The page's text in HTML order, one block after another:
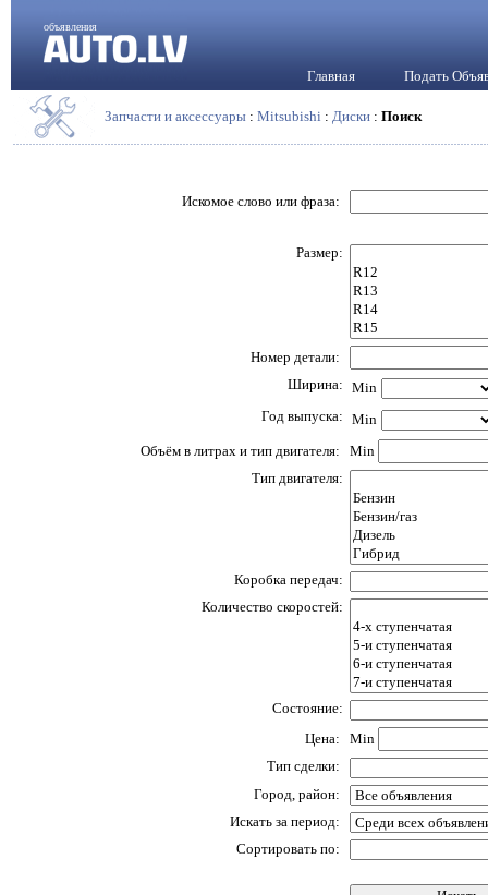
объявления
Главная Подать
Запчасти и аксессуары : Mitsubishi : Диски : Поиск
Искомое слово или фраза:
Размер:
Номер детали:
Ширина: Min
Год выпуска: Min
Объём в литрах и тип двигателя:
Min
Тип двигателя:
Коробка передач:
Количество скоростей:
Состояние:
Цена:
Min
Тип сделки:
Город, район:
Искать за период:
Сортировать по: